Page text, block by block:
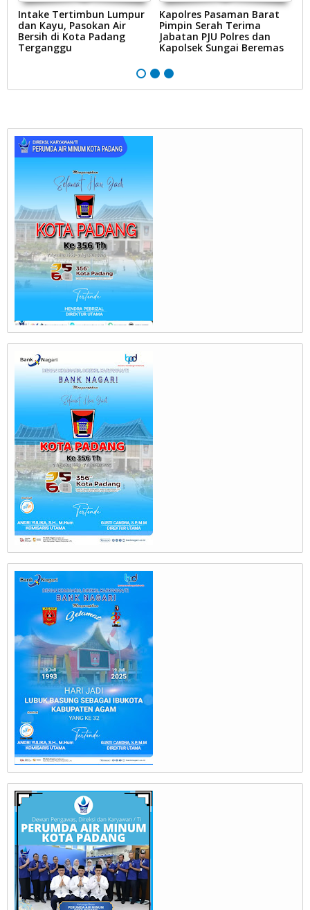
Intake Tertimbun Lumpur
dan Kayu, Pasokan Air
Bersih di Kota Padang
Terganggu
Kapolres Pasaman Barat
Pimpin Serah Terima
Jabatan PJU Polres dan
Kapolsek Sungai Beremas